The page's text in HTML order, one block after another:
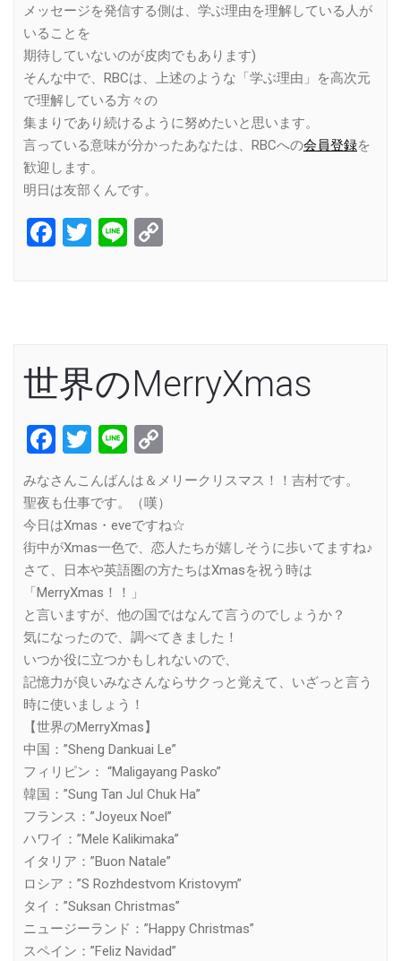
メッセージを発信する側は、学ぶ理由を理解している人が
いることを
期待していないのが皮肉でもあります)
そんな中で、RBCは、上述のような「学ぶ理由」を高次元
で理解している方々の
集まりであり続けるように努めたいと思います。
言っている意味が分かったあなたは、RBCへの会員登録を
歓迎します。
明日は友部くんです。
Facebook
Twitter
Line
世界のMerryXmas
Facebook
Twitter
Line
Link
みなさんこんばんは＆メリークリスマス！！吉村です。
聖夜も仕事です。（嘆）
今日はXmas・eveですね☆
街中がXmas一色で、恋人たちが嬉しそうに歩いてますね♪
さて、日本や英語圏の方たちはXmasを祝う時は
「MerryXmas！！」
と言いますが、他の国ではなんて言うのでしょうか？
気になったので、調べてきました！
いつか役に立つかもしれないので、
記憶力が良いみなさんならサクっと覚えて、いざっと言う
時に使いましょう！
【世界のMerryXmas】
中国：”Sheng Dankuai Le”
フィリピン： “Maligayang Pasko”
韓国：”Sung Tan Jul Chuk Ha”
フランス：”Joyeux Noel”
ハワイ：”Mele Kalikimaka”
イタリア：”Buon Natale”
ロシア：”S Rozhdestvom Kristovym”
タイ：”Suksan Christmas”
ニュージーランド：”Happy Christmas”
スペイン：”Feliz Navidad”